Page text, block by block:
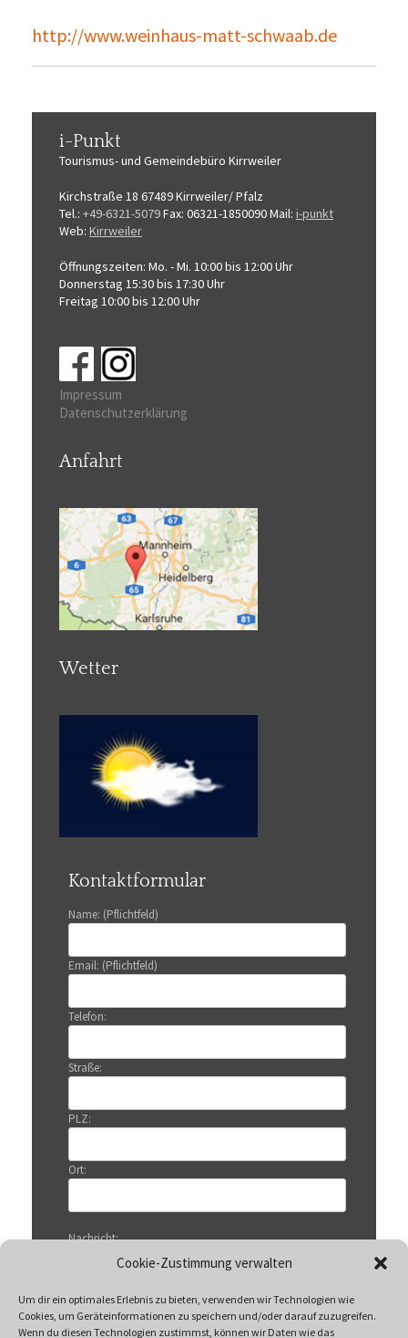
Cookie-Zustimmung verwalten
Um dir ein optimales Erlebnis zu bieten, verwenden wir Technologien wie
Cookies, um Geräteinformationen zu speichern und/oder darauf zuzugreifen.
Wenn du diesen Technologien zustimmst, können wir Daten wie das
http://www.weinhaus-matt-schwaab.de
i-Punkt
Tourismus-und Gemeindebüro Kirrweiler
Kirchstraße 18 67489 Kirrweiler/ Pfalz
Tel.: +49-6321-5079Fax: 06321-1850090Mail: i-punkt
Web: Kirrweiler
Öffnungszeiten: Mo. - Mi. 10:00 bis 12:00 Uhr
Donnerstag 15:30 bis 17:30 Uhr
Freitag 10:00 bis 12:00 Uhr
Impressum
Datenschutzerklärung
Anfahrt
Wetter
Kontaktformular
Name: (Pflichtfeld)
Email: (Pflichtfeld)
Telefon:
Straße:
PLZ:
Ort:
Nachricht: